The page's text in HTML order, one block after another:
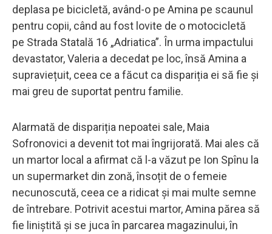
deplasa pe bicicletă, având-o pe Amina pe scaunul
pentru copii, când au fost lovite de o motocicletă
pe Strada Statală 16 „Adriatica”. În urma impactului
devastator, Valeria a decedat pe loc, însă Amina a
supraviețuit, ceea ce a făcut ca dispariția ei să fie și
mai greu de suportat pentru familie.
Alarmată de dispariția nepoatei sale, Maia
Sofronovici a devenit tot mai îngrijorată. Mai ales că
un martor local a afirmat că l-a văzut pe Ion Spînu la
un supermarket din zonă, însoțit de o femeie
necunoscută, ceea ce a ridicat și mai multe semne
de întrebare. Potrivit acestui martor, Amina părea să
fie liniștită și se juca în parcarea magazinului, în